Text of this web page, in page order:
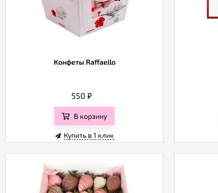
Конфеты Raffaello
550 ₽
В корзину
Купить в 1 клик